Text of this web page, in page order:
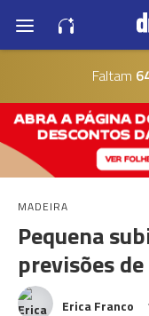
Faltam
MADEIRA
Pequena
previsões
Erica Franco